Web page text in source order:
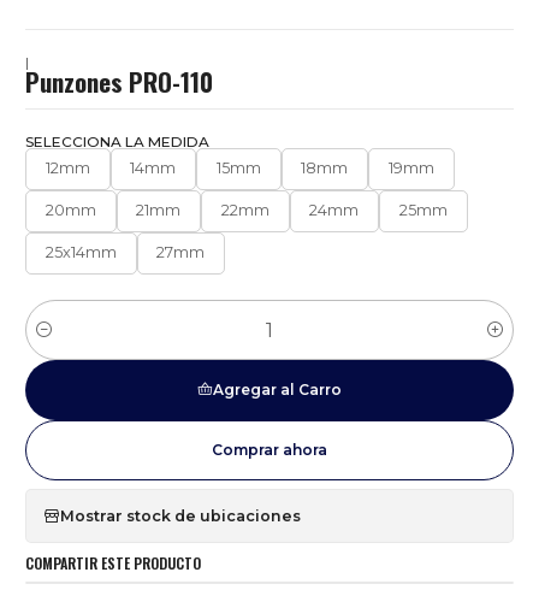
|
Punzones PRO-110
SELECCIONA LA MEDIDA
12mm
14mm 15mm 18mm 19mm
20mm 21mm 22mm 24mm 25mm
25x14mm 27mm
Cantidad
Agregar al Carro
Comprar ahora
Mostrar stock de ubicaciones
COMPARTIR ESTE PRODUCTO